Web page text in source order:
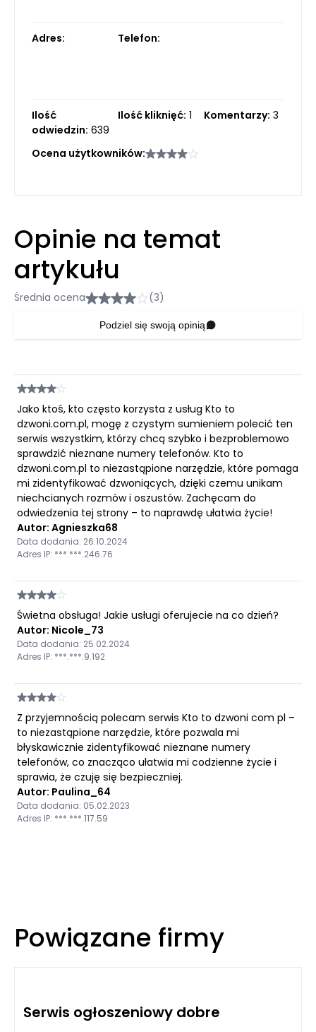
Adres: Telefon:
Ilość
odwiedzin: 639
Ilość kliknięć: 1 Komentarzy: 3
Ocena użytkowników:
Opinie na temat
artykułu
Średnia ocena (3)
Podziel się swoją opinią
Jako ktoś, kto często korzysta z usług Kto to
dzwoni.com.pl, mogę z czystym sumieniem polecić ten
serwis wszystkim, którzy chcą szybko i bezproblemowo
sprawdzić nieznane numery telefonów. Kto to
dzwoni.com.pl to niezastąpione narzędzie, które pomaga
mi zidentyfikować dzwoniących, dzięki czemu unikam
niechcianych rozmów i oszustów. Zachęcam do
odwiedzenia tej strony – to naprawdę ułatwia życie!
Autor: Agnieszka68
Data dodania: 26.10.2024
Adres IP: ***.***.246.76
Świetna obsługa! Jakie usługi oferujecie na co dzień?
Autor: Nicole_73
Data dodania: 25.02.2024
Adres IP: ***.***.9.192
Z przyjemnością polecam serwis Kto to dzwoni com pl –
to niezastąpione narzędzie, które pozwala mi
błyskawicznie zidentyfikować nieznane numery
telefonów, co znacząco ułatwia mi codzienne życie i
sprawia, że czuję się bezpieczniej.
Autor: Paulina_64
Data dodania: 05.02.2023
Adres IP: ***.***.117.59
Powiązane firmy
Serwis ogłoszeniowy dobre